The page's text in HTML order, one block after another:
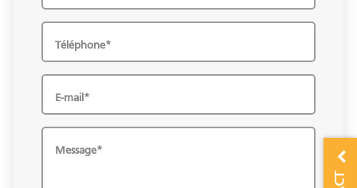
Téléphone*
E-mail*
Message*